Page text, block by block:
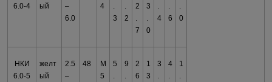
6.0-4
ый
–
6.0
4
3
2
2
7
3
0
4
6
0
НКИ
6.0-5
желт
ый
2.5
–
48
М
5
5
9
2
6
1
3
3
4
1